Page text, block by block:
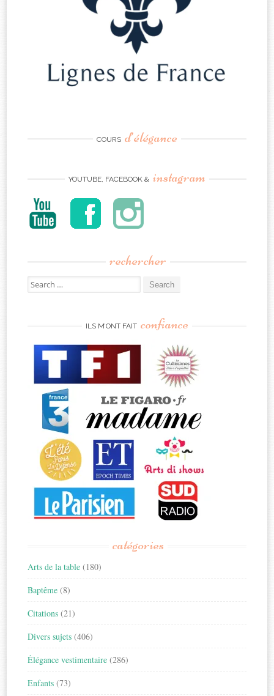
COURS d’élégance
YOUTUBE, FACEBOOK & instagram
rechercher
Search
for:
ILS M’ONT FAIT confiance
catégories
Arts de la table (180)
Baptême (8)
Citations (21)
Divers sujets (406)
Élégance vestimentaire (286)
Enfants (73)